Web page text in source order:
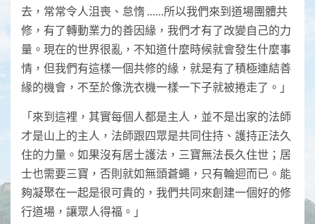
去，常常令人沮喪、怠惰 ……所以我們來到道場團體共
修，有了轉動業力的善因緣，我們才有了改變自己的力
量。現在的世界很亂，不知道什麼時候就會發生什麼事
情，但我們有這樣一個共修的緣，就是有了積極連結善
緣的機會，不至於像洗衣機一樣一下子就被捲走了。」
「來到這裡，其實每個人都是主人，並不是出家的法師
才是山上的主人，法師跟四眾是共同住持、護持正法久
住的力量。如果沒有居士護法，三寶無法長久住世；居
士也需要三寶，否則就如無頭蒼蠅，只有輪迴而已。能
夠凝聚在一起是很可貴的，我們共同來創建一個好的修
行道場，讓眾人得福。」